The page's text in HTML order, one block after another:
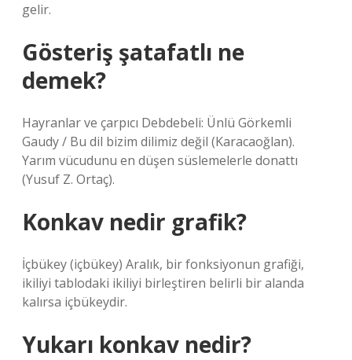
gelir.
Gösteriş şatafatlı ne
demek?
Hayranlar ve çarpıcı Debdebeli: Ünlü Görkemli
Gaudy / Bu dil bizim dilimiz değil (Karacaoğlan).
Yarım vücudunu en düşen süslemelerle donattı
(Yusuf Z. Ortaç).
Konkav nedir grafik?
İçbükey (içbükey) Aralık, bir fonksiyonun grafiği,
ikiliyi tablodaki ikiliyi birleştiren belirli bir alanda
kalırsa içbükeydir.
Yukarı konkav nedir?